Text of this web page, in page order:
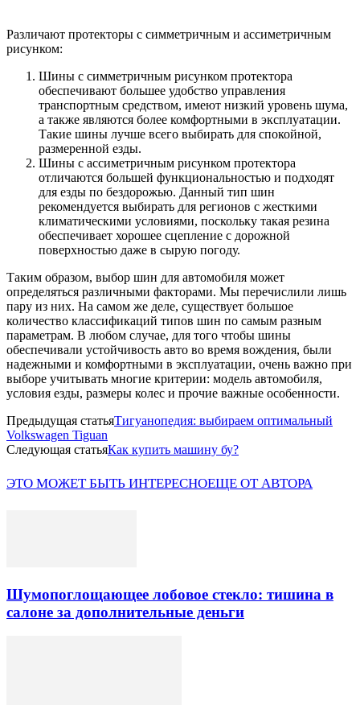
Различают протекторы с симметричным и ассиметричным
рисунком:
Шины с симметричным рисунком протектора
обеспечивают большее удобство управления
транспортным средством, имеют низкий уровень шума,
а также являются более комфортными в эксплуатации.
Такие шины лучше всего выбирать для спокойной,
размеренной езды.
Шины с ассиметричным рисунком протектора
отличаются большей функциональностью и подходят
для езды по бездорожью. Данный тип шин
рекомендуется выбирать для регионов с жесткими
климатическими условиями, поскольку такая резина
обеспечивает хорошее сцепление с дорожной
поверхностью даже в сырую погоду.
Таким образом, выбор шин для автомобиля может
определяться различными факторами. Мы перечислили лишь
пару из них. На самом же деле, существует большое
количество классификаций типов шин по самым разным
параметрам. В любом случае, для того чтобы шины
обеспечивали устойчивость авто во время вождения, были
надежными и комфортными в эксплуатации, очень важно при
выборе учитывать многие критерии: модель автомобиля,
условия езды, размеры колес и прочие важные особенности.
Предыдущая статьяТигуанопедия: выбираем оптимальный
Volkswagen Tiguan
Следующая статьяКак купить машину бу?
ЭТО МОЖЕТ БЫТЬ ИНТЕРЕСНОЕЩЕ ОТ АВТОРА
Шумопоглощающее лобовое стекло: тишина в
салоне за дополнительные деньги